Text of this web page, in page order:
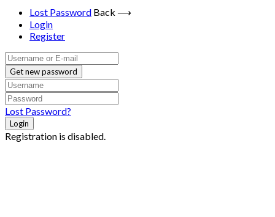
Lost Password Back ⟶
Login
Register
Get new password
Lost Password?
Login
Registration is disabled.